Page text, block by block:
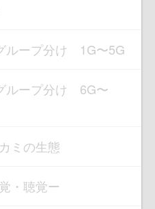
ループ分け 1G〜5G
ループ分け 6G〜
ミの生態
・聴覚ー